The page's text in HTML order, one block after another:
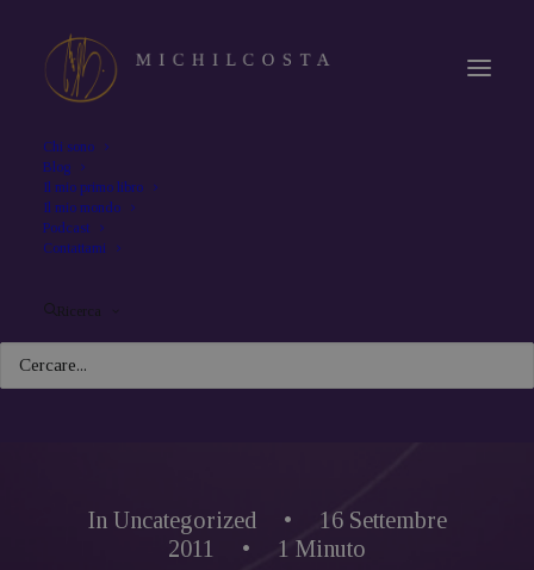
Chi sono
Blog
Il mio primo libro
Il mio mondo
Podcast
Contattami
Ricerca
In Uncategorized •
16 Settembre
2011
• 1 Minuto